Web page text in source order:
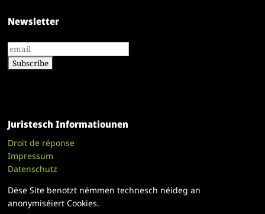
Newsletter
Juristesch Informatiounen
Droit de réponse
Impressum
Datenschutz
Dëse Site benotzt nëmmen technesch néideg an
anonymiséiert Cookies.